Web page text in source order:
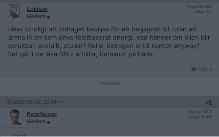
Loikkari
Medlem
Reg: Feb 2025
Inlägg: 711
Låter otroligt att bidraget beviljas för en begagnat bil, utan att
lämna in en som drivs fosilbaserat energi. Vad händer om bilen blir
obrukbar, avställt, stulen? Rullar bidragen in till kontot anyway?
Det går inte läsa DN:s artiklar, betalmur på båda.
Citera
2026-05-02, 16:34 #6
PeterNoster
Medlem
Reg: Apr 2010
Inlägg: 32 982